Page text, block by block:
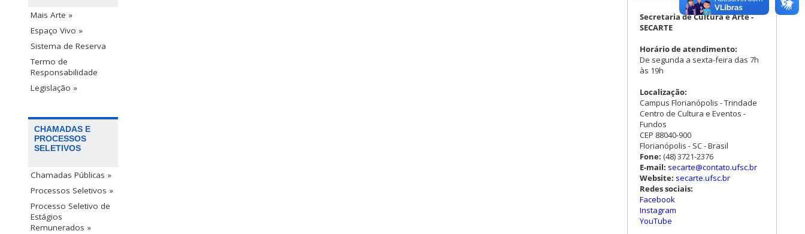
Mais Arte »
Espaço Vivo »
Sistema de Reserva
Termo de
Responsabilidade
Legislação »
CHAMADAS E
PROCESSOS
SELETIVOS
Chamadas Públicas »
Processos Seletivos »
Processo Seletivo de
Estágios
Remunerados »
Secretaria de Cultura e Arte -
SECARTE
Horário de atendimento:
De segunda a sexta-feira das 7h
às 19h
Localização:
Campus Florianópolis - Trindade
Centro de Cultura e Eventos -
Fundos
CEP 88040-900
Florianópolis - SC - Brasil
Fone: (48) 3721-2376
E-mail: secarte@contato.ufsc.br
Website: secarte.ufsc.br
Redes sociais:
Facebook
Instagram
YouTube